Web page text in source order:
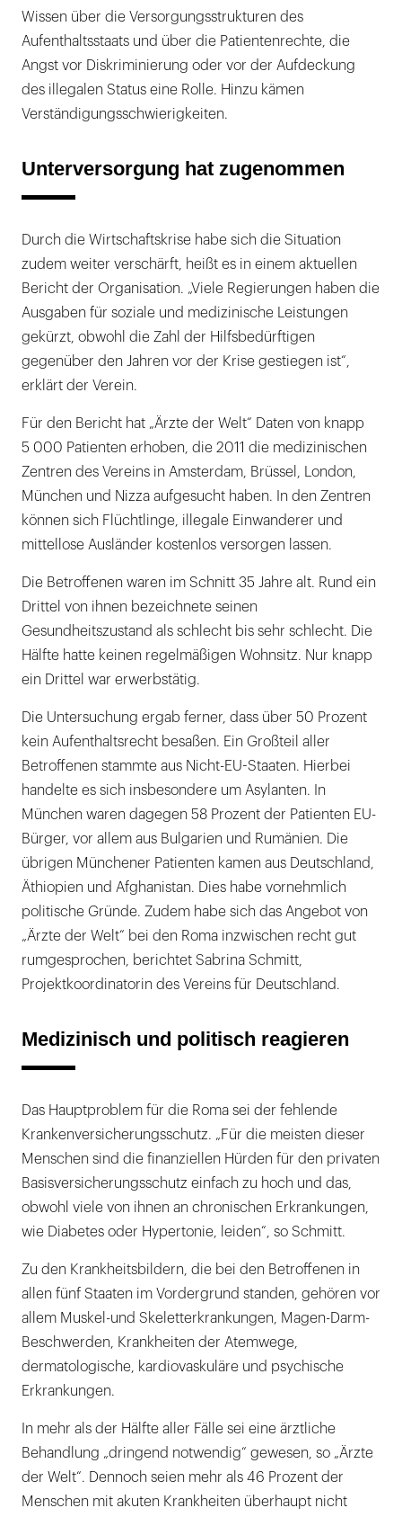
Wissen über die Versorgungsstrukturen des
Aufenthaltsstaats und über die Patientenrechte, die
Angst vor Diskriminierung oder vor der Aufdeckung
des illegalen Status eine Rolle. Hinzu kämen
Verständigungsschwierigkeiten.
Unterversorgung hat zugenommen
Durch die Wirtschaftskrise habe sich die Situation
zudem weiter verschärft, heißt es in einem aktuellen
Bericht der Organisation. „Viele Regierungen haben die
Ausgaben für soziale und medizinische Leistungen
gekürzt, obwohl die Zahl der Hilfsbedürftigen
gegenüber den Jahren vor der Krise gestiegen ist“,
erklärt der Verein.
Für den Bericht hat „Ärzte der Welt“ Daten von knapp
5 000 Patienten erhoben, die 2011 die medizinischen
Zentren des Vereins in Amsterdam, Brüssel, London,
München und Nizza aufgesucht haben. In den Zentren
können sich Flüchtlinge, illegale Einwanderer und
mittellose Ausländer kostenlos versorgen lassen.
Die Betroffenen waren im Schnitt 35 Jahre alt. Rund ein
Drittel von ihnen bezeichnete seinen
Gesundheitszustand als schlecht bis sehr schlecht. Die
Hälfte hatte keinen regelmäßigen Wohnsitz. Nur knapp
ein Drittel war erwerbstätig.
Die Untersuchung ergab ferner, dass über 50 Prozent
kein Aufenthaltsrecht besaßen. Ein Großteil aller
Betroffenen stammte aus Nicht-EU-Staaten. Hierbei
handelte es sich insbesondere um Asylanten. In
München waren dagegen 58 Prozent der Patienten EU-
Bürger, vor allem aus Bulgarien und Rumänien. Die
übrigen Münchener Patienten kamen aus Deutschland,
Äthiopien und Afghanistan. Dies habe vornehmlich
politische Gründe. Zudem habe sich das Angebot von
„Ärzte der Welt“ bei den Roma inzwischen recht gut
rumgesprochen, berichtet Sabrina Schmitt,
Projektkoordinatorin des Vereins für Deutschland.
Medizinisch und politisch reagieren
Das Hauptproblem für die Roma sei der fehlende
Krankenversicherungsschutz. „Für die meisten dieser
Menschen sind die finanziellen Hürden für den privaten
Basisversicherungsschutz einfach zu hoch und das,
obwohl viele von ihnen an chronischen Erkrankungen,
wie Diabetes oder Hypertonie, leiden“, so Schmitt.
Zu den Krankheitsbildern, die bei den Betroffenen in
allen fünf Staaten im Vordergrund standen, gehören vor
allem Muskel-und Skeletterkrankungen, Magen-Darm-
Beschwerden, Krankheiten der Atemwege,
dermatologische, kardiovaskuläre und psychische
Erkrankungen.
In mehr als der Hälfte aller Fälle sei eine ärztliche
Behandlung „dringend notwendig“ gewesen, so „Ärzte
der Welt“. Dennoch seien mehr als 46 Prozent der
Menschen mit akuten Krankheiten überhaupt nicht